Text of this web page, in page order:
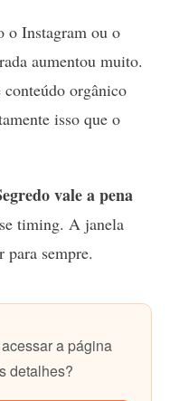
o Instagram ou o
aumentou muito.
orgânico
isso que o
vale a pena
timing. A janela
sempre.
a página
detalhes?